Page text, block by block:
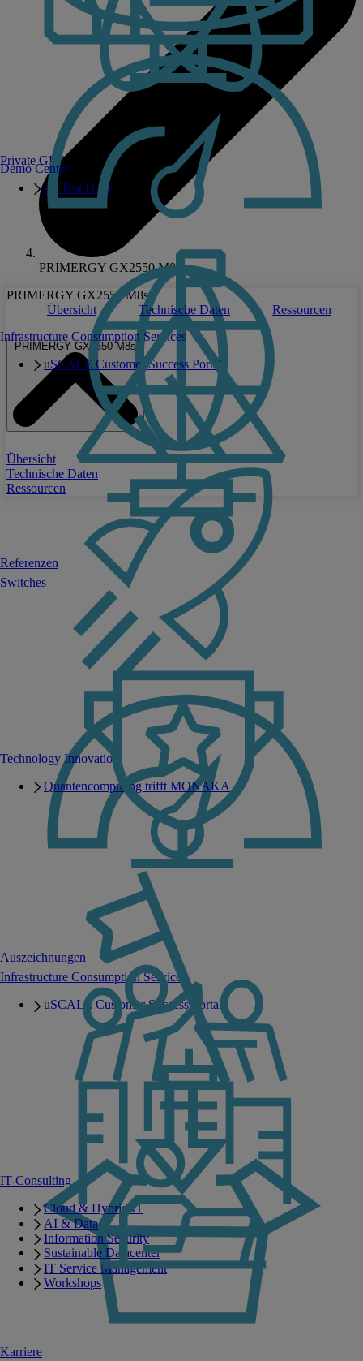
Private GPT
AI Test Drive
Switches
Infrastructure Consumption Services
uSCALE Customer Success Portal
Infrastructure Consumption Services
uSCALE Customer Success Portal
Technology Innovation
Quantencomputing trifft MONAKA
IT-Consulting
Cloud & Hybrid IT
AI & Data
Information Security
Sustainable Datacenter
IT Service Management
Workshops
Demo Center
Referenzen
Auszeichnungen
Karriere
PRIMERGY GX2550 M8s
PRIMERGY GX2550 M8s
Übersicht
Technische Daten Ressourcen
PRIMERGY GX2550 M8s
Übersicht
Technische Daten
Ressourcen